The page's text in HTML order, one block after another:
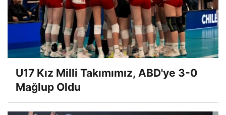
U17 Kız Milli Takımımız, ABD'ye 3-0
Mağlup Oldu